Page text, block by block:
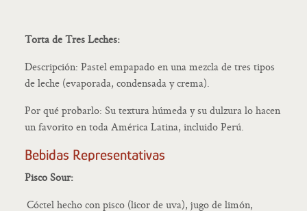
Torta de Tres Leches:
Descripción: Pastel empapado en una mezcla de tres tipos
de leche (evaporada, condensada y crema).
Por qué probarlo: Su textura húmeda y su dulzura lo hacen
un favorito en toda América Latina, incluido Perú.
Bebidas Representativas
Pisco Sour:
Cóctel hecho con pisco (licor de uva), jugo de limón,